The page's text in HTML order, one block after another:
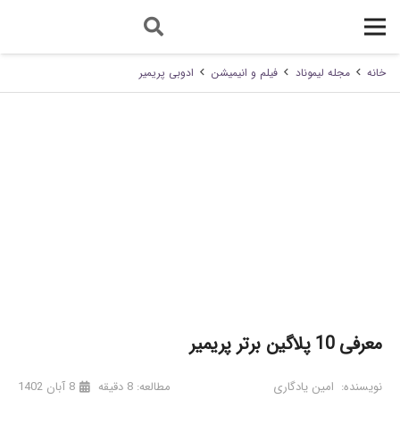
خانه مجله لیموناد فیلم و انیمیشن ادوبی پریمیر
معرفی 10 پلاگین برتر پریمیر
نویسنده: امین یادگاری مطالعه: 8 دقیقه 8 آبان 1402